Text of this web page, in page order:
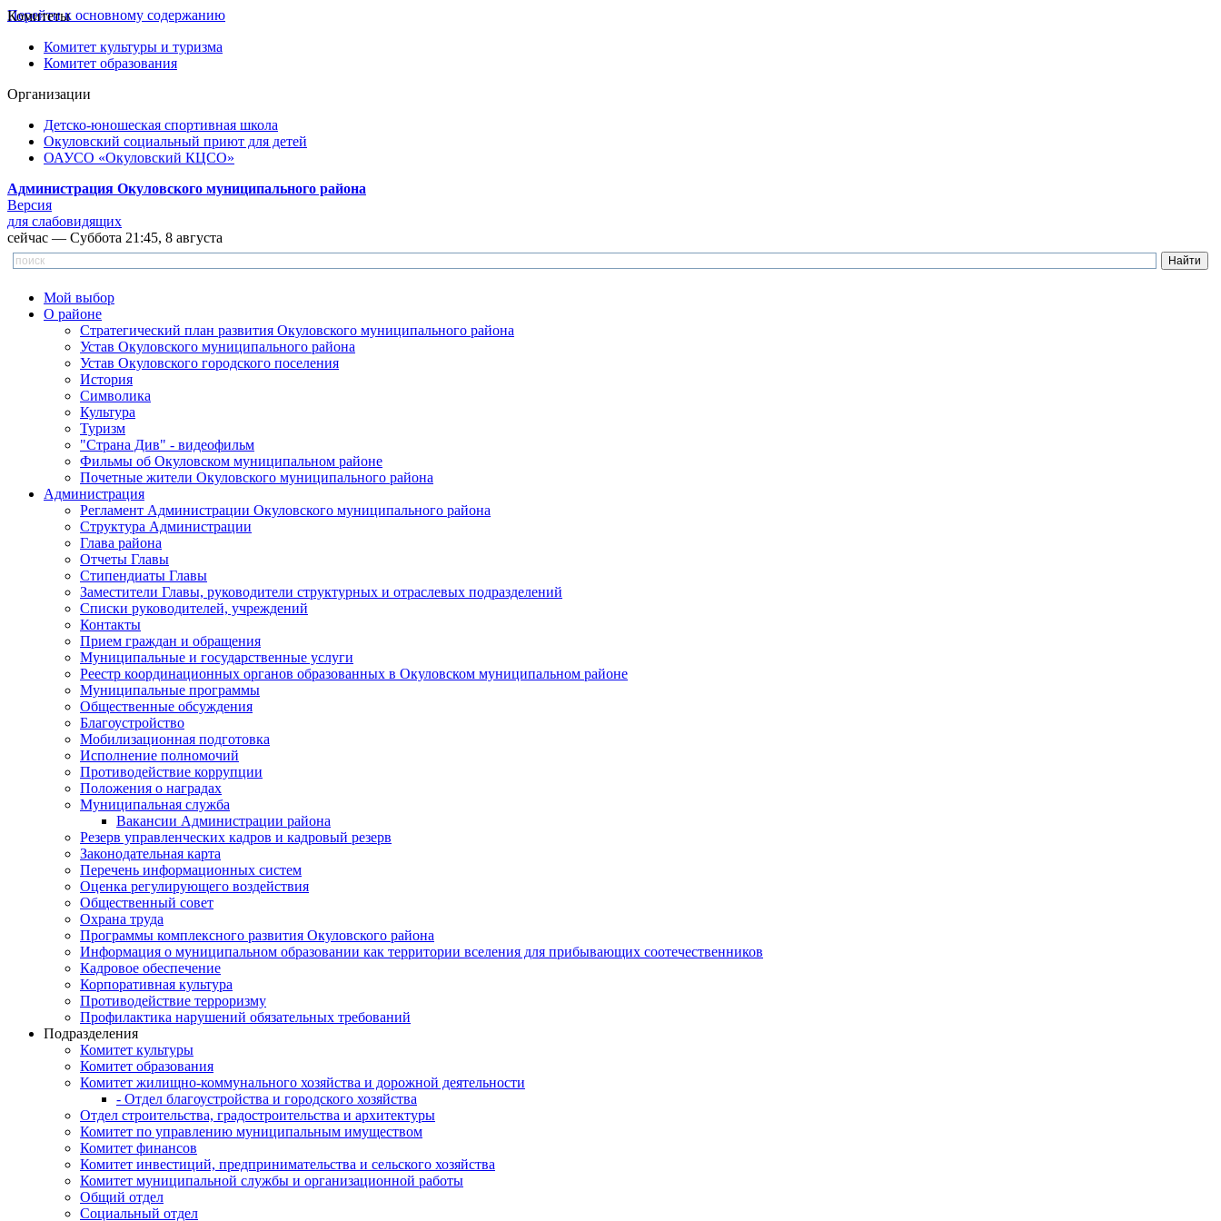
Перейти к основному содержанию
Комитеты
Комитет культуры и туризма
Комитет образования
Организации
Детско-юношеская спортивная школа
Окуловский социальный приют для детей
ОАУСО «Окуловский КЦСО»
Администрация Окуловского муниципального района
Версия
для слабовидящих
сейчас — Суббота 21:45, 8 августа
Мой выбор
О районе
Стратегический план развития Окуловского муниципального района
Устав Окуловского муниципального района
Устав Окуловского городского поселения
История
Символика
Культура
Туризм
"Страна Див" - видеофильм
Фильмы об Окуловском муниципальном районе
Почетные жители Окуловского муниципального района
Администрация
Регламент Администрации Окуловского муниципального района
Структура Администрации
Глава района
Отчеты Главы
Стипендиаты Главы
Заместители Главы, руководители структурных и отраслевых подразделений
Списки руководителей, учреждений
Контакты
Прием граждан и обращения
Муниципальные и государственные услуги
Реестр координационных органов образованных в Окуловском муниципальном районе
Муниципальные программы
Общественные обсуждения
Благоустройство
Мобилизационная подготовка
Исполнение полномочий
Противодействие коррупции
Положения о наградах
Муниципальная служба
Вакансии Администрации района
Резерв управленческих кадров и кадровый резерв
Законодательная карта
Перечень информационных систем
Оценка регулирующего воздействия
Общественный совет
Охрана труда
Программы комплексного развития Окуловского района
Информация о муниципальном образовании как территории вселения для прибывающих соотечественников
Кадровое обеспечение
Корпоративная культура
Противодействие терроризму
Профилактика нарушений обязательных требований
Подразделения
Комитет культуры
Комитет образования
Комитет жилищно-коммунального хозяйства и дорожной деятельности
- Отдел благоустройства и городского хозяйства
Отдел строительства, градостроительства и архитектуры
Комитет по управлению муниципальным имуществом
Комитет финансов
Комитет инвестиций, предпринимательства и сельского хозяйства
Комитет муниципальной службы и организационной работы
Общий отдел
Социальный отдел